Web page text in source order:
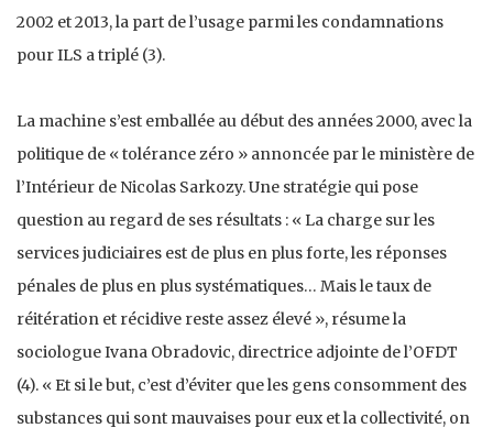
2002 et 2013, la part de l’usage parmi les condamnations
pour ILS a triplé (3).
La machine s’est emballée au début des années 2000, avec la
politique de « tolérance zéro » annoncée par le ministère de
l’Intérieur de Nicolas Sarkozy. Une stratégie qui pose
question au regard de ses résultats : « La charge sur les
services judiciaires est de plus en plus forte, les réponses
pénales de plus en plus systématiques… Mais le taux de
réitération et récidive reste assez élevé », résume la
sociologue Ivana Obradovic, directrice adjointe de l’OFDT
(4). « Et si le but, c’est d’éviter que les gens consomment des
substances qui sont mauvaises pour eux et la collectivité, on